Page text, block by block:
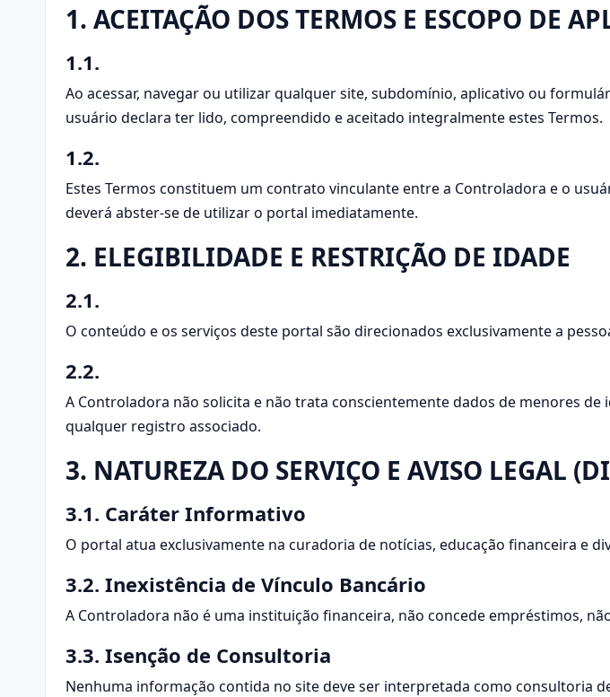
1. ACEITAÇÃO DOS TERMOS E ESCOPO DE
1.1.
Ao acessar, navegar ou utilizar qualquer site, subdomínio, aplicativo ou
usuário declara ter lido, compreendido e aceitado integralmente estes Termos.
1.2.
Estes Termos constituem um contrato vinculante entre a Controladora e o
deverá abster-se de utilizar o portal imediatamente.
2. ELEGIBILIDADE E RESTRIÇÃO DE IDADE
2.1.
O conteúdo e os serviços deste portal são direcionados exclusivamente a
2.2.
A Controladora não solicita e não trata conscientemente dados de menores
qualquer registro associado.
3. NATUREZA DO SERVIÇO E AVISO LEGAL
3.1. Caráter Informativo
O portal atua exclusivamente na curadoria de notícias, educação financeira e
3.2. Inexistência de Vínculo Bancário
A Controladora não é uma instituição financeira, não concede empréstimos,
3.3. Isenção de Consultoria
Nenhuma informação contida no site deve ser interpretada como consultoria